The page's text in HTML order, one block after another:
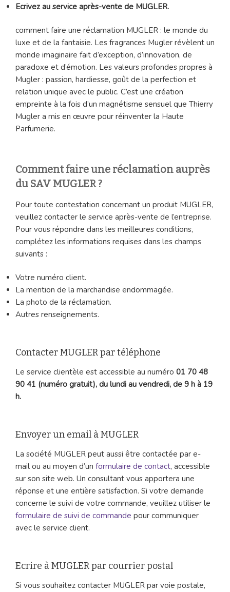
Ecrivez au service après-vente de MUGLER.
comment faire une réclamation MUGLER : le monde du
luxe et de la fantaisie. Les fragrances Mugler révèlent un
monde imaginaire fait d’exception, d’innovation, de
paradoxe et d’émotion. Les valeurs profondes propres à
Mugler : passion, hardiesse, goût de la perfection et
relation unique avec le public. C’est une création
empreinte à la fois d’un magnétisme sensuel que Thierry
Mugler a mis en œuvre pour réinventer la Haute
Parfumerie.
Comment faire une réclamation auprès
du SAV MUGLER ?
Pour toute contestation concernant un produit MUGLER,
veuillez contacter le service après-vente de l’entreprise.
Pour vous répondre dans les meilleures conditions,
complétez les informations requises dans les champs
suivants :
Votre numéro client.
La mention de la marchandise endommagée.
La photo de la réclamation.
Autres renseignements.
Contacter MUGLER par téléphone
Le service clientèle est accessible au numéro 01 70 48
90 41 (numéro gratuit), du lundi au vendredi, de 9 h à 19
h.
Envoyer un email à MUGLER
La société MUGLER peut aussi être contactée par e-
mail ou au moyen d’un formulaire de contact, accessible
sur son site web. Un consultant vous apportera une
réponse et une entière satisfaction. Si votre demande
concerne le suivi de votre commande, veuillez utiliser le
formulaire de suivi de commande pour communiquer
avec le service client.
Ecrire à MUGLER par courrier postal
Si vous souhaitez contacter MUGLER par voie postale,